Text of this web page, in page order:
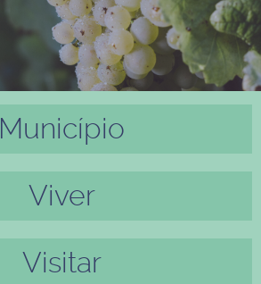
Município
Viver
Visitar